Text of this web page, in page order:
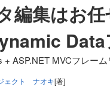
編集はお任
ASP.NET MVCフレーム
ェクト ナオキ[著]